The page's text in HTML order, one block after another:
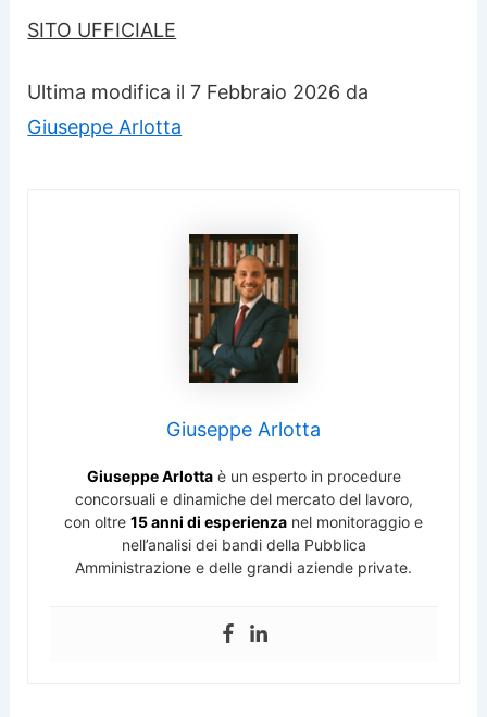
SITO UFFICIALE
Ultima modifica il 7 Febbraio 2026 da
Giuseppe Arlotta
Giuseppe Arlotta
Giuseppe Arlottaè un esperto in procedure
concorsuali e dinamiche del mercato del lavoro,
con oltre 15 anni di esperienza nel monitoraggio e
nell’analisi dei bandi della Pubblica
Amministrazione e delle grandi aziende private.